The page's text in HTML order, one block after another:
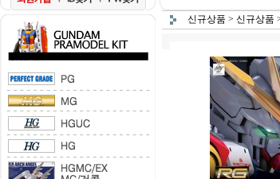
신규상품 > 신규상품